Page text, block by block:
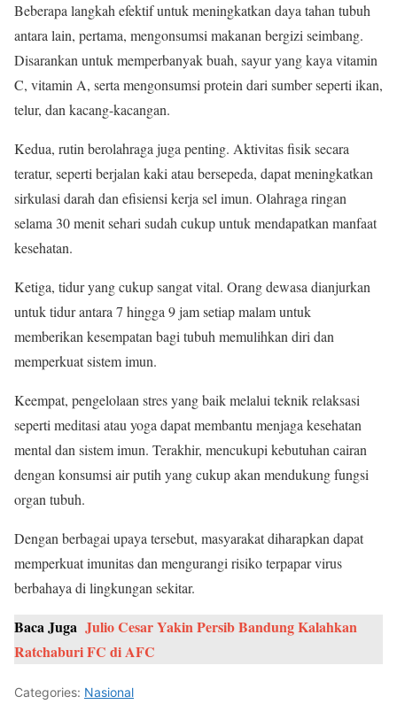
Beberapa langkah efektif untuk meningkatkan daya tahan tubuh
antara lain, pertama, mengonsumsi makanan bergizi seimbang.
Disarankan untuk memperbanyak buah, sayur yang kaya vitamin
C, vitamin A, serta mengonsumsi protein dari sumber seperti ikan,
telur, dan kacang-kacangan.
Kedua, rutin berolahraga juga penting. Aktivitas fisik secara
teratur, seperti berjalan kaki atau bersepeda, dapat meningkatkan
sirkulasi darah dan efisiensi kerja sel imun. Olahraga ringan
selama 30 menit sehari sudah cukup untuk mendapatkan manfaat
kesehatan.
Ketiga, tidur yang cukup sangat vital. Orang dewasa dianjurkan
untuk tidur antara 7 hingga 9 jam setiap malam untuk
memberikan kesempatan bagi tubuh memulihkan diri dan
memperkuat sistem imun.
Keempat, pengelolaan stres yang baik melalui teknik relaksasi
seperti meditasi atau yoga dapat membantu menjaga kesehatan
mental dan sistem imun. Terakhir, mencukupi kebutuhan cairan
dengan konsumsi air putih yang cukup akan mendukung fungsi
organ tubuh.
Dengan berbagai upaya tersebut, masyarakat diharapkan dapat
memperkuat imunitas dan mengurangi risiko terpapar virus
berbahaya di lingkungan sekitar.
Baca Juga Julio Cesar Yakin Persib Bandung Kalahkan
Ratchaburi FC di AFC
Categories: Nasional